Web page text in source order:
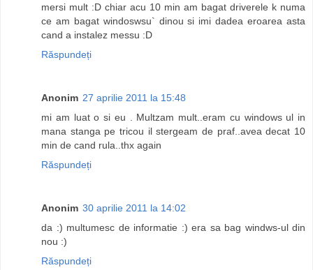
mersi mult :D chiar acu 10 min am bagat driverele k numa
ce am bagat windoswsu` dinou si imi dadea eroarea asta
cand a instalez messu :D
Răspundeți
Anonim 27 aprilie 2011 la 15:48
mi am luat o si eu . Multzam mult..eram cu windows ul in
mana stanga pe tricou il stergeam de praf..avea decat 10
min de cand rula..thx again
Răspundeți
Anonim 30 aprilie 2011 la 14:02
da :) multumesc de informatie :) era sa bag windws-ul din
nou :)
Răspundeți